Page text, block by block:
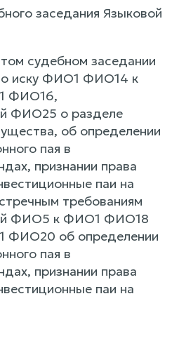
заседания Языковой
судебном заседании
иску ФИО1 ФИО14 к
ФИО16,
ФИО25 о разделе
об определении
пая в
признании права
паи на
требованиям
ФИО5 к ФИО1 ФИО18
об определении
пая в
признании права
паи на